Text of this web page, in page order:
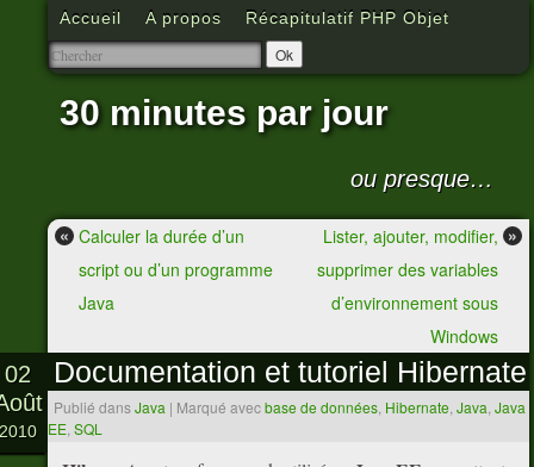
Accueil A propos Récapitulatif PHP Objet
30 minutes par jour
ou presque…
« Calculer la durée d’un
script ou d’un programme
Java
Lister, ajouter, modifier,
supprimer des variables
d’environnement sous
Windows
»
Documentation et tutoriel Hibernate
Publié dansJava | Marqué avecbase de données Hibernate Java Java
EE SQL
02
2010